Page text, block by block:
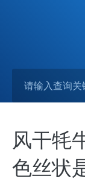
风干牦
色丝状